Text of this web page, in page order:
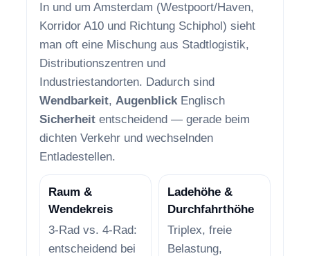
In und um Amsterdam (Westpoort/Haven,
Korridor A10 und Richtung Schiphol) sieht
man oft eine Mischung aus Stadtlogistik,
Distributionszentren und
Industriestandorten. Dadurch sind
Wendbarkeit, AugenblickEnglisch
Sicherheit entscheidend — gerade beim
dichten Verkehr und wechselnden
Entladestellen.
Raum &
Wendekreis
3-Rad vs. 4-Rad:
entscheidend bei
Ladehöhe &
Durchfahrthöhe
Triplex, freie
Belastung,